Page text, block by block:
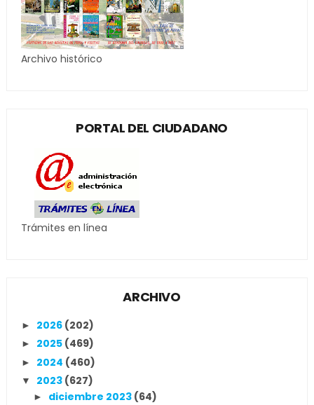
Archivo histórico
PORTAL DEL CIUDADANO
Trámites en línea
ARCHIVO
► 2026 (202)
► 2025 (469)
► 2024 (460)
▼ 2023 (627)
► diciembre 2023 (64)